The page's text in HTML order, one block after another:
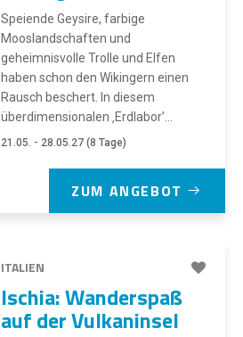
Speiende Geysire, farbige
Mooslandschaften und
geheimnisvolle Trolle und Elfen
haben schon den Wikingern einen
Rausch beschert. In diesem
überdimensionalen ‚Erdlabor’...
21.05. - 28.05.27 (8 Tage)
ZUM ANGEBOT
ITALIEN
Ischia: Wanderspaß
auf der Vulkaninsel